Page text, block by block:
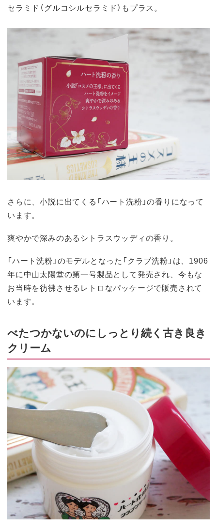
セラミド（グルコシルセラミド）もプラス。
さらに、小説に出てくる「ハート洗粉」の香りになって
います。
爽やかで深みのあるシトラスウッディの香り。
「ハート洗粉」のモデルとなった「クラブ洗粉」は、1906
年に中山太陽堂の第一号製品として発売され、今もな
お当時を彷彿させるレトロなパッケージで販売されて
います。
べたつかないのにしっとり続く古き良き
クリーム